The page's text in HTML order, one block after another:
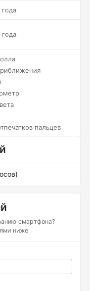
пальцев
смартфона?
ниже